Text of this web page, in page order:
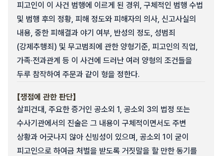
피고인이 이 사건 범행에 이르게 된 경위, 구체적인 범행 수법
및 범행 후의 정황, 피해 정도와 피해자의 의사, 신고사실의
내용, 중한 피해결과 야기 여부, 반성의 정도, 성범죄
(강제추행죄) 및 무고범죄에 관한 양형기준, 피고인의 직업,
가족·전과관계 등 이 사건에 드러난 여러 양형의 조건들을
두루 참작하여 주문과 같이 형을 정한다.
【쟁점에 관한 판단】
살피건대, 주요한 증거인 공소외 1, 공소외 3의 법정 또는
수사기관에서의 진술은 그 내용이 구체적이면서도 주변
상황과 어긋나지 않아 신빙성이 있으며, 공소외 1이 굳이
피고인으로 하여금 처벌을 받도록 거짓말을 할 만한 동기를